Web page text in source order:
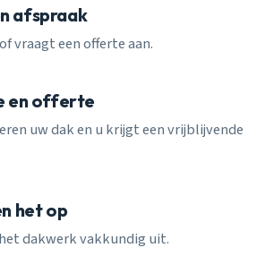
afspraak
vraagt een offerte aan.
en offerte
uw dak en u krijgt een vrijblijvende
het op
dakwerk vakkundig uit.